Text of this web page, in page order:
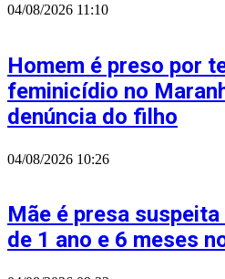
04/08/2026 11:10
Homem é preso por
feminicídio no
denúncia do filho
04/08/2026 10:26
Mãe é presa
de 1 ano e 6 meses